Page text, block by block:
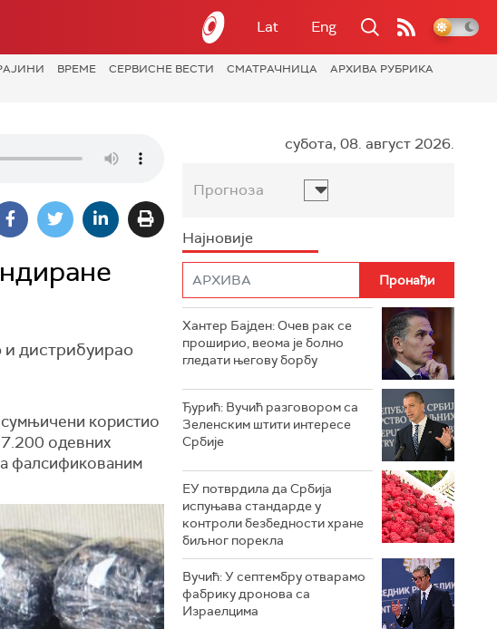
Lat Eng
ВРЕМЕ СЕРВИСНЕ ВЕСТИ СМАТРАЧНИЦА
АРХИВА РУБРИКА
и дистрибуирао
користио
одевних
фалсификованим
субота, 08. август 2026.
Прогноза
Најновије
Хантер Бајден: Очев рак се
проширио, веома је болно
гледати његову борбу
Ђурић: Вучић разговором са
Зеленским штити интересе
Србије
ЕУ потврдила да Србија
испуњава стандарде у
контроли безбедности хране
биљног порекла
Вучић: У септембру отварамо
фабрику дронова са
Израелцима